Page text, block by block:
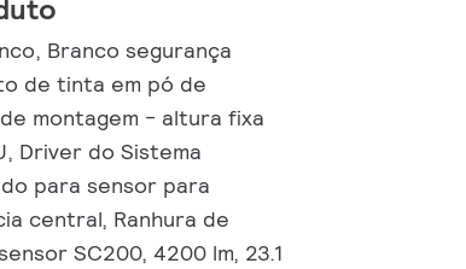
Branco segurança
de tinta em pó de
montagem - altura fixa
Driver do Sistema
para sensor para
central, Ranhura de
SC200, 4200 lm, 23.1